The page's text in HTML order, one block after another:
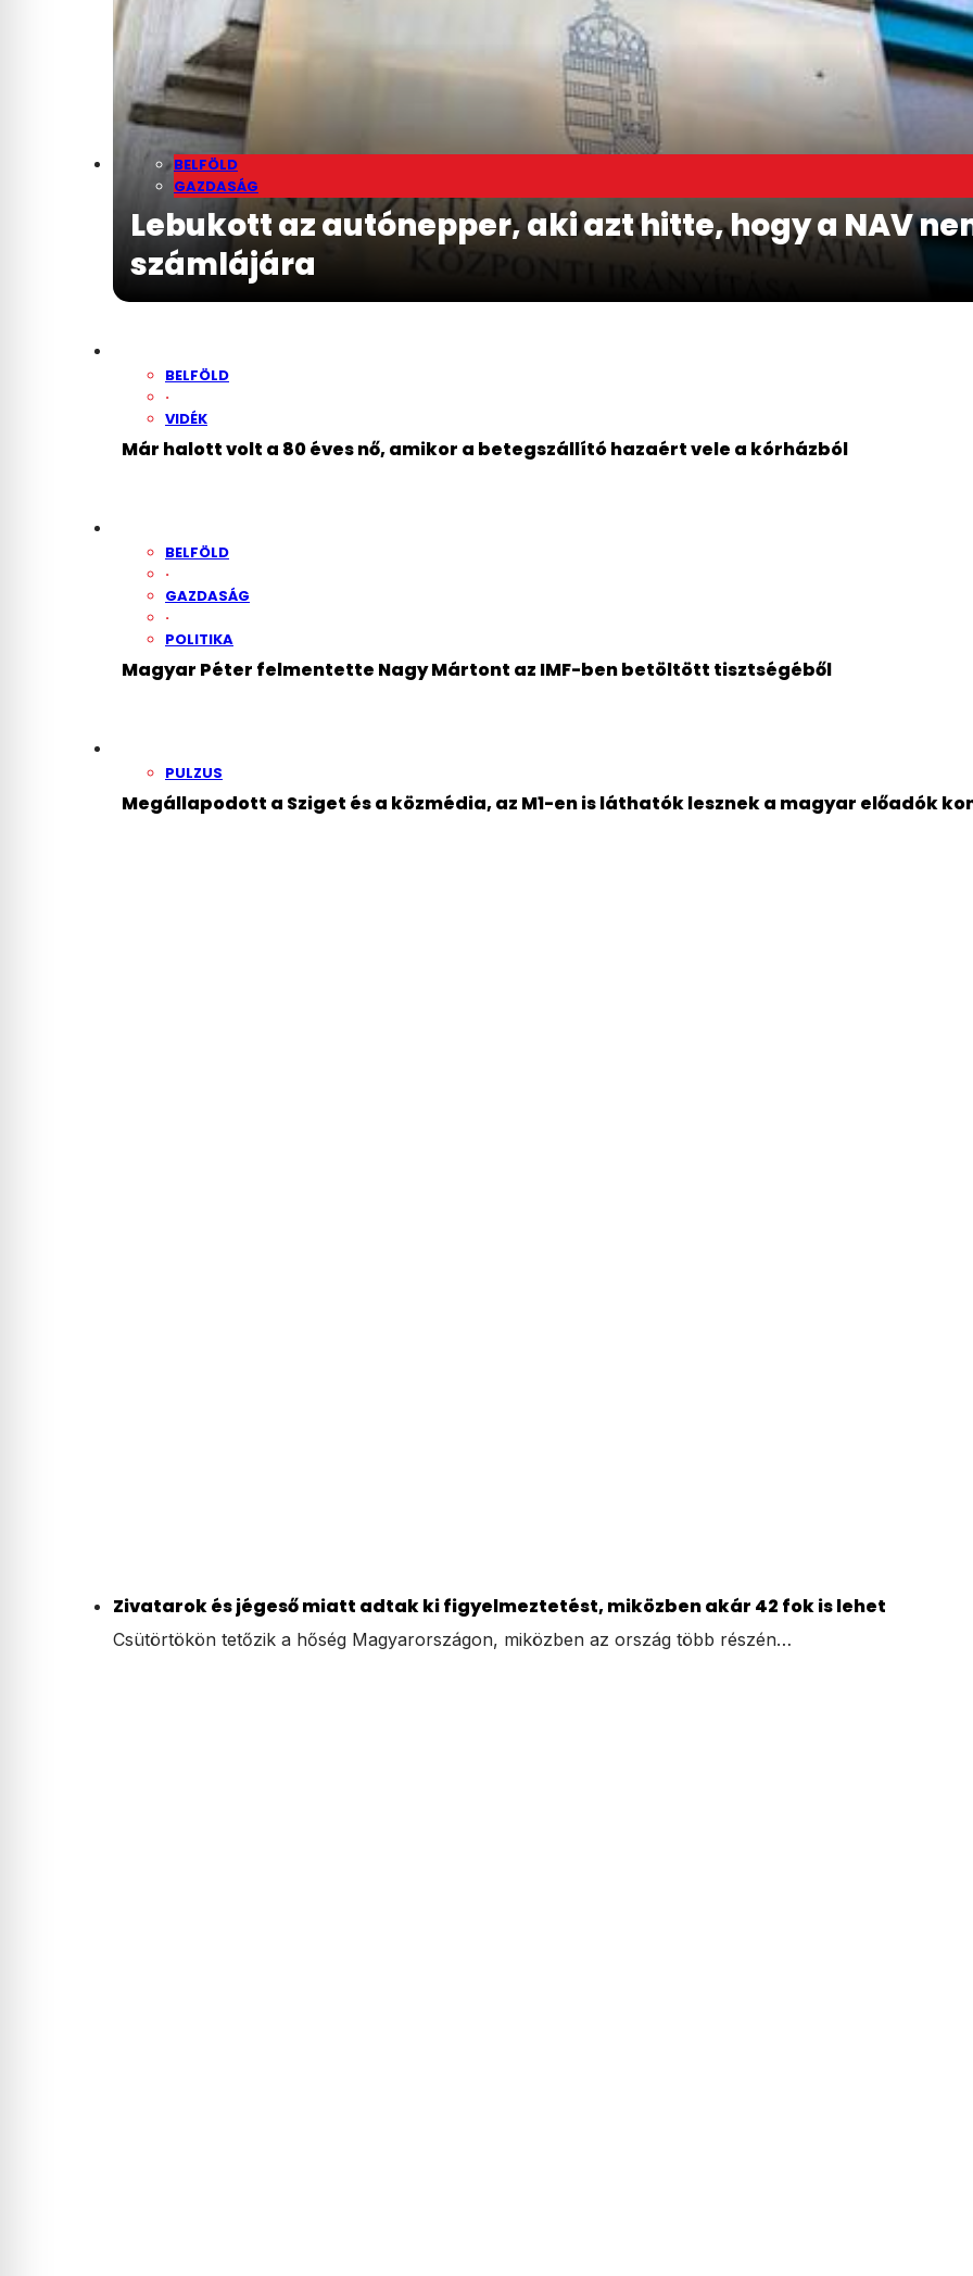
BELFÖLD
GAZDASÁG
Lebukott az autónepper, aki azt hitte, hogy a NAV
számlájára
BELFÖLD
·
VIDÉK
Már halott volt a 80 éves nő, amikor a betegszállító hazaért vele a kórházból
BELFÖLD
·
GAZDASÁG
·
POLITIKA
Magyar Péter felmentette Nagy Mártont az IMF-ben betöltött tisztségéből
PULZUS
Megállapodott a Sziget és a közmédia, az M1-en is láthatók lesznek a magyar előadók
Zivatarok és jégeső miatt adtak ki figyelmeztetést, miközben akár 42 fok is lehet
Csütörtökön tetőzik a hőség Magyarországon, miközben az ország több részén…